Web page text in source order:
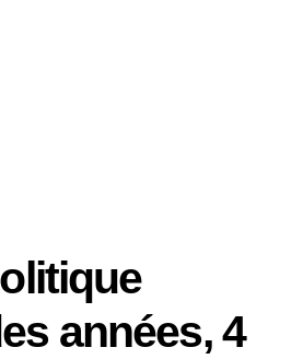
années, 4